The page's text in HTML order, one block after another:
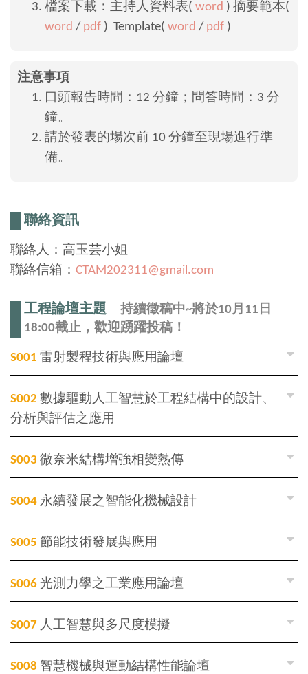
檔案下載：主持人資料表( word ) 摘要範本(
word / pdf ) Template( word / pdf )
注意事項
口頭報告時間：12 分鐘；問答時間：3 分
鐘。
請於發表的場次前 10 分鐘至現場進行準
備。
聯絡資訊
聯絡人：高玉芸小姐
聯絡信箱： CTAM202311@gmail.com
工程論壇主題 持續徵稿中~將於10月11日
18:00截止，歡迎踴躍投稿！
S001 雷射製程技術與應用論壇
S002 數據驅動人工智慧於工程結構中的設計、
分析與評估之應用
S003 微奈米結構增強相變熱傳
S004 永續發展之智能化機械設計
S005 節能技術發展與應用
S006 光測力學之工業應用論壇
S007 人工智慧與多尺度模擬
S008 智慧機械與運動結構性能論壇